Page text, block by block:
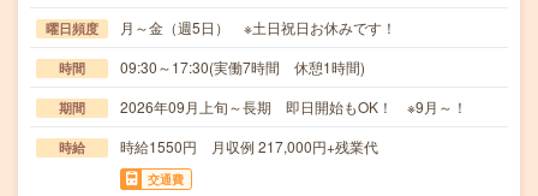
曜日頻度 月～金（週5日） ※土日祝日お休みです！
時間 09:30～17:30(実働7時間 休憩1時間)
期間 2026年09月上旬～長期 即日開始もOK！ ※9月～！
時給 時給1550円 月収例 217,000円+残業代
交通費